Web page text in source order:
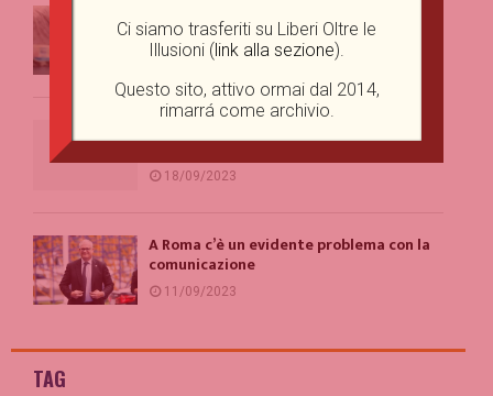
Perché vediamo sovrastrutture dove
non ce ne sono?
29/09/2023
prospettiva giuridica
18/09/2023
A Roma c’è un evidente problema con la
comunicazione
11/09/2023
TAG
Ci siamo trasferiti su Liberi Oltre le
Illusioni (link alla sezione).
Questo sito, attivo ormai dal 2014,
rimarrá come archivio.